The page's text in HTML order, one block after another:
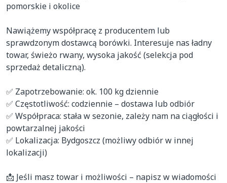
pomorskie i okolice
Nawiążemy współpracę z producentem lub
sprawdzonym dostawcą borówki. Interesuje nas ładny
towar, świeżo rwany, wysoka jakość (selekcja pod
sprzedaż detaliczną).
✅ Zapotrzebowanie: ok. 100 kg dziennie
✅ Częstotliwość: codziennie – dostawa lub odbiór
✅ Współpraca: stała w sezonie, zależy nam na ciągłości i
powtarzalnej jakości
✅ Lokalizacja: Bydgoszcz (możliwy odbiór w innej
lokalizacji)
📩 Jeśli masz towar i możliwości – napisz w wiadomości